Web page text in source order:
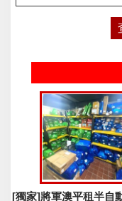
[獨家]將軍澳平租半自